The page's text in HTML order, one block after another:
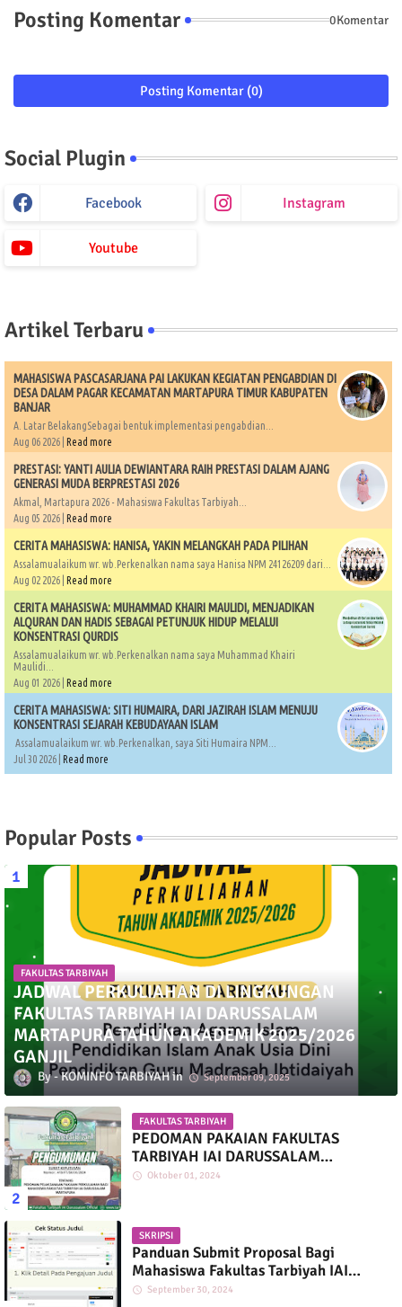
Posting Komentar 0Komentar
Posting Komentar (0)
Social Plugin
Facebook Instagram
Youtube
Artikel Terbaru
MAHASISWA PASCASARJANA PAI LAKUKAN KEGIATAN PENGABDIAN DI
DESA DALAM PAGAR KECAMATAN MARTAPURA TIMUR KABUPATEN
BANJAR
A. Latar BelakangSebagai bentuk implementasi pengabdian...
Aug 06 2026 | Read more
PRESTASI: YANTI AULIA DEWIANTARA RAIH PRESTASI DALAM AJANG
GENERASI MUDA BERPRESTASI 2026
Akmal, Martapura 2026 - Mahasiswa Fakultas Tarbiyah...
Aug 05 2026 | Read more
CERITA MAHASISWA: HANISA, YAKIN MELANGKAH PADA PILIHAN
Assalamualaikum wr. wb.Perkenalkan nama saya Hanisa NPM 24126209 dari...
Aug 02 2026 | Read more
CERITA MAHASISWA: MUHAMMAD KHAIRI MAULIDI, MENJADIKAN
ALQURAN DAN HADIS SEBAGAI PETUNJUK HIDUP MELALUI
KONSENTRASI QURDIS
Assalamualaikum wr. wb.Perkenalkan nama saya Muhammad Khairi
Maulidi...
Aug 01 2026 | Read more
CERITA MAHASISWA: SITI HUMAIRA, DARI JAZIRAH ISLAM MENUJU
KONSENTRASI SEJARAH KEBUDAYAAN ISLAM
Assalamualaikum wr. wb.Perkenalkan, saya Siti Humaira NPM...
Jul 30 2026 | Read more
Popular Posts
FAKULTAS TARBIYAH
JADWAL PERKULIAHAN DI LINGKUNGAN
FAKULTAS TARBIYAH IAI DARUSSALAM
MARTAPURA TAHUN AKADEMIK 2025/2026
GANJIL
KOMINFO TARBIYAH September 09, 2025
FAKULTAS TARBIYAH
PEDOMAN PAKAIAN FAKULTAS
TARBIYAH IAI DARUSSALAM
MARTAPURA
Oktober 01, 2024
SKRIPSI
Panduan Submit Proposal Bagi
Mahasiswa Fakultas Tarbiyah IAI
Darussalam
September 30, 2024